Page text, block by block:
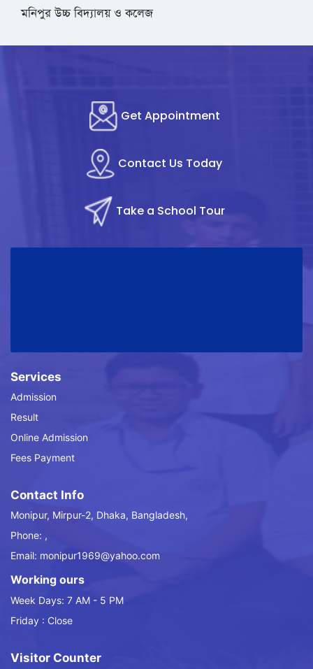
মনিপুর উচ্চ বিদ্যালয় ও কলেজ
Get Appointment
Contact Us Today
Take a School Tour
Services
Admission
Result
Online Admission
Fees Payment
Contact Info
Monipur, Mirpur-2, Dhaka, Bangladesh,
Phone: ,
Email: monipur1969@yahoo.com
Working ours
Week Days: 7 AM - 5 PM
Friday : Close
Visitor Counter